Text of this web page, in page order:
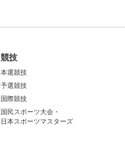
競技
本選競技
予選競技
国際競技
国民スポーツ大会・
日本スポーツマスターズ